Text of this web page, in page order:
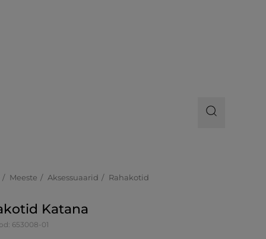
Meeste Aksessuaarid Rahakotid
Katana
653008-01